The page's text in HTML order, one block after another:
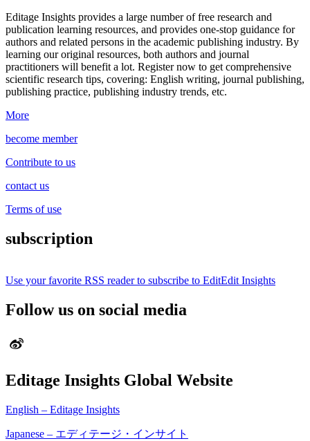
Editage Insights provides a large number of free research and
publication learning resources, and provides one-stop guidance for
authors and related persons in the academic publishing industry. By
learning our original resources, both authors and journal
practitioners will benefit a lot. Register now to get comprehensive
scientific research tips, covering: English writing, journal publishing,
publishing practice, publishing industry trends, etc.
More
become member
Contribute to us
contact us
Terms of use
subscription
Use your favorite RSS reader to subscribe to EditEdit Insights
Follow us on social media
Editage Insights Global Website
English – Editage Insights
Japanese – エディテージ・インサイト